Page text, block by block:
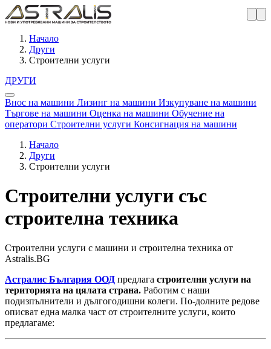
Начало
Други
Строителни услуги
ДРУГИ
Внос на машини Лизинг на машини Изкупуване на машини
Търгове на машини Оценка на машини Обучение на
оператори Строителни услуги Консигнация на машини
Начало
Други
Строителни услуги
Строителни услуги със
строителна техника
Строителни услуги с машини и строителна техника от
Astralis.BG
Астралис България ООД предлага строителни услуги на
територията на цялата страна. Работим с наши
подизпълнители и дългогодишни колеги. По-долните редове
описват една малка част от строителните услуги, които
предлагаме: